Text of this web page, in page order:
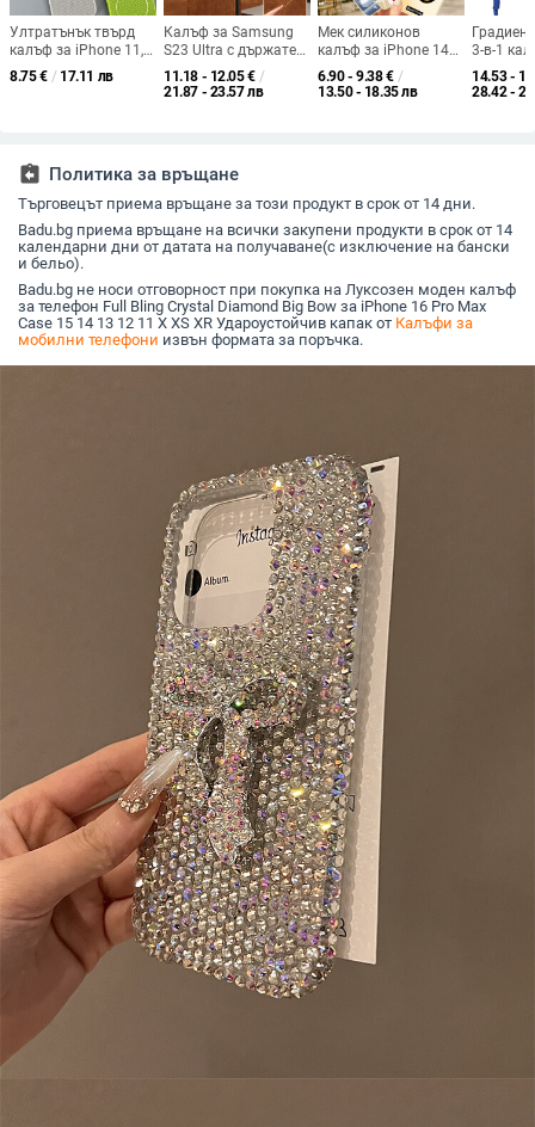
Ултратънък твърд
калъф за iPhone 11,
12, 13 и 14 с дишаща
охлаждаща мрежа и
8.75€ / 17.11 лв
Калъф за Samsung
S23 Ultra с държател
за карта и каишка за
през врата
11.18 - 12.05€ /
21.87 - 23.57 лв
Мек силиконов
калъф за iPhone 14
Pro Max,
удароустойчив
6.90 - 9.38€ /
13.50 - 18.35 лв
3-в-1
17 Pro
за
14.53 -
28.42 -
assignment_return Политика за връщане
Търговецът приема връщане за този продукт в срок от 14 дни.
Badu.bg приема връщане на всички закупени продукти в срок от 14
календарни дни от датата на получаване(с изключение на бански
и бельо).
Badu.bg не носи отговорност при покупка на Луксозен моден калъф
за телефон Full Bling Crystal Diamond Big Bow за iPhone 16 Pro Max
Case 15 14 13 12 11 X XS XR Удароустойчив капак от Калъфи за
мобилни телефони извън формата за поръчка.